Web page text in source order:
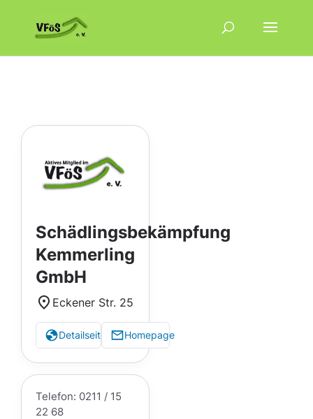
Schädlingsbekämpfung
Kemmerling
GmbH
Eckener Str. 25
Detailseite Homepage
Telefon: 0211 / 15
22 68